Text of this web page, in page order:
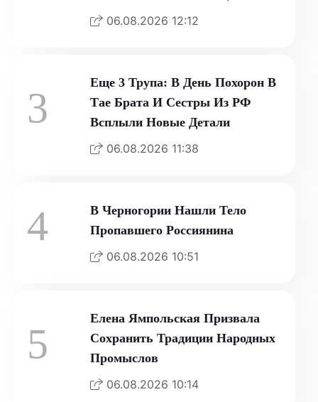
06.08.2026 12:12
3
Еще 3 Трупа: В День Похорон В
Тае Брата И Сестры Из РФ
Всплыли Новые Детали
06.08.2026 11:38
4
В Черногории Нашли Тело
Пропавшего Россиянина
06.08.2026 10:51
5
Елена Ямпольская Призвала
Сохранить Традиции Народных
Промыслов
06.08.2026 10:14